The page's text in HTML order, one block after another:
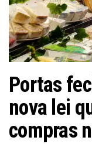
Portas
nova lei
compras